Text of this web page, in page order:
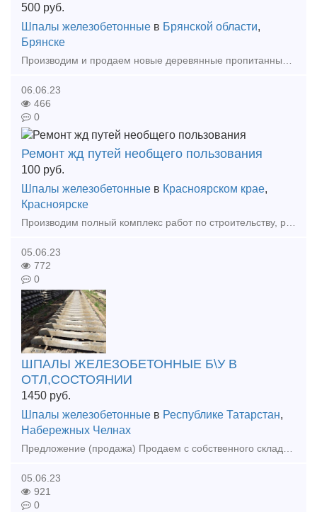
500 руб.
Шпалы железобетонные в Брянской области,
Брянске
06.06.23
466
0
Ремонт жд путей необщего пользования
100 руб.
Шпалы железобетонные в Красноярском крае,
Красноярске
Производим полный комплекс работ по строительству, ремонту, реконструкции и текущему содержанию железнодорожных путей необщего пользования. Все виды работ выполняются квалифицированным персона
05.06.23
772
0
ШПАЛЫ ЖЕЛЕЗОБЕТОННЫЕ Б\У В
ОТЛ,СОСТОЯНИИ
1450 руб.
Шпалы железобетонные в Республике Татарстан,
Набережных Челнах
Предложение (продажа) Продаем с собственного склада шпалы железобетонные б\у в отличном состоянии с креплениями и без креплений. Рельсы все виды.Крепежи жд.
05.06.23
921
0